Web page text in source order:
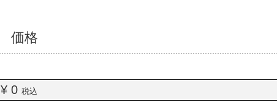
価格
¥ 0税込